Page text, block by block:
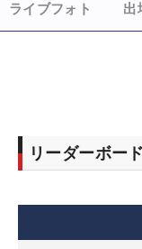
ライブフォト 出
リーダーボード